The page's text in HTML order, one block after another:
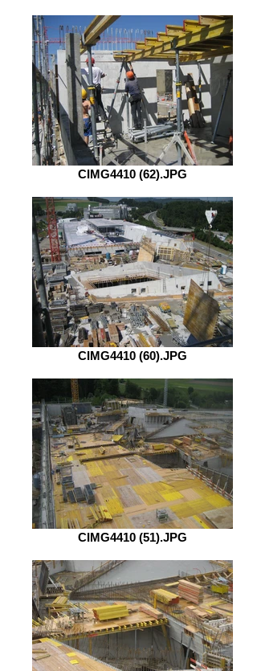
CIMG4410 (62).JPG
CIMG4410 (60).JPG
CIMG4410 (51).JPG